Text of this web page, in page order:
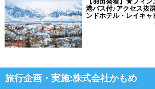
港バス付♪アクセス抜
ンドホテル・レイキャ
旅行企画・実施:株式会社かもめ